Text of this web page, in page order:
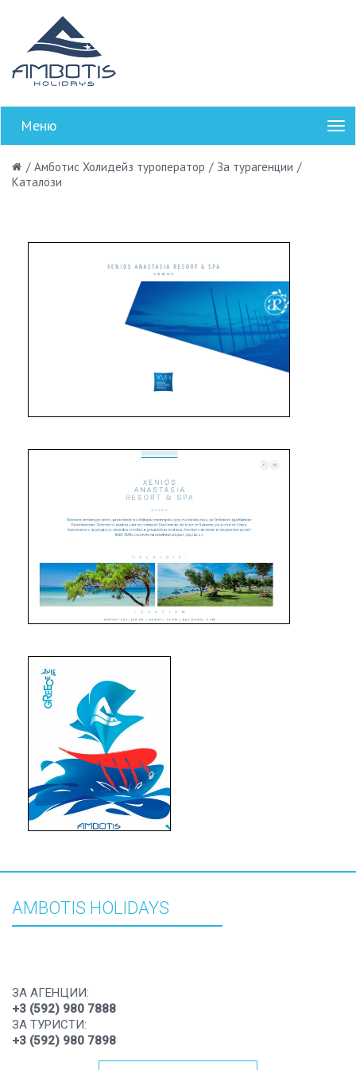
Меню
/ Амботис Холидейз туроператор / За турагенции /
Каталози
AMBOTIS HOLIDAYS
ЗА АГЕНЦИИ:
+3 (592) 980 7888
ЗА ТУРИСТИ:
+3 (592) 980 7898